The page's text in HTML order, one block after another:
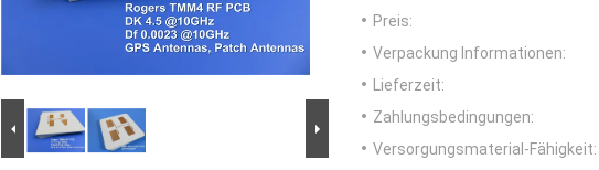
Preis:
Verpackung Informationen:
Lieferzeit:
Zahlungsbedingungen:
Versorgungsmaterial-Fähigkeit: